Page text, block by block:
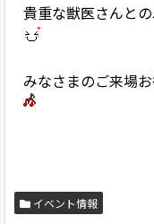
貴重な獣医さんと
みなさまのご来場
イベント情報